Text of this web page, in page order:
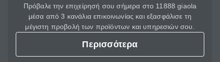
Πρόβαλε την επιχείρησή σου σήμερα στο 11888 giaola
μέσα από 3 κανάλια επικοινωνίας και εξασφάλισε τη
μέγιστη προβολή των προϊόντων και υπηρεσιών σου.
Περισσότερα